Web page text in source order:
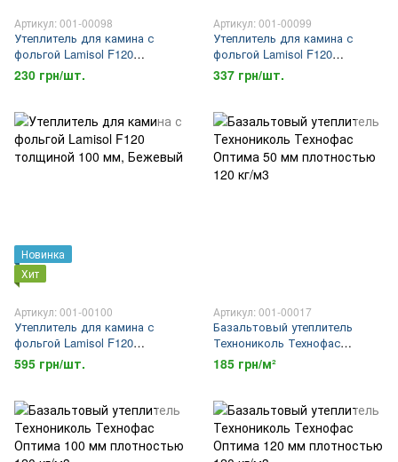
Артикул: 001-00098
Утеплитель для камина с
фольгой Lamisol F120
толщиной 30 мм
230 грн/шт.
Артикул: 001-00099
Утеплитель для камина с
фольгой Lamisol F120
толщиной 50 мм
337 грн/шт.
Новинка
Хит
Артикул: 001-00100
Утеплитель для камина с
фольгой Lamisol F120
толщиной 100 мм
595 грн/шт.
Артикул: 001-00017
Базальтовый утеплитель
Технониколь Технофас
Оптима 50 мм плотностью 120
кг/м3
185 грн/м²